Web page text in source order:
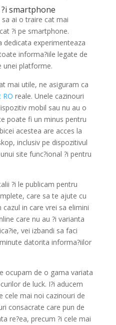
smartphone
ai o traire cat mai
?i pe smartphone.
dedicata experimenteaza
informa?iile legate de
unei platforme.
mai utile, ne asiguram ca
RO reale. Unele cazinouri
mobil sau nu au o
poate fi un minus pentru
acestea are acces la
inclusiv pe dispozitivul
site func?ional ?i pentru
?i le publicam pentru
care sa te ajute cu
in care vrei sa elimini
care nu au ?i varianta
vei izbandi sa faci
datorita informa?iilor
ocupam de o gama variata
de luck. I?i aducem
cele mai noi cazinouri de
consacrate care pun de
re?ea, precum ?i cele mai